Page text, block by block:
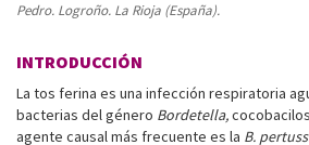
Pedro. Logroño. La Rioja (España).
INTRODUCCIÓN
La tos ferina es una infección respiratoria
bacterias del género Bordetella,
agente causal más frecuente es la B.